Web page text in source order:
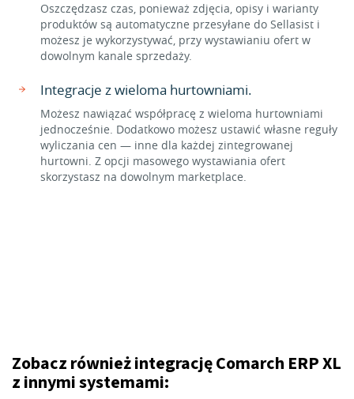
Oszczędzasz czas, ponieważ zdjęcia, opisy i warianty
produktów są automatyczne przesyłane do Sellasist i
możesz je wykorzystywać, przy wystawianiu ofert w
dowolnym kanale sprzedaży.
Integracje z wieloma hurtowniami.
Możesz nawiązać współpracę z wieloma hurtowniami
jednocześnie. Dodatkowo możesz ustawić własne reguły
wyliczania cen — inne dla każdej zintegrowanej
hurtowni. Z opcji masowego wystawiania ofert
skorzystasz na dowolnym marketplace.
Zobacz również integrację Comarch ERP XL
z innymi systemami: